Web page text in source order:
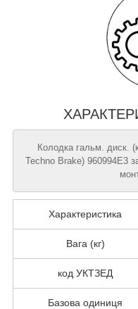
Колодка гальм. диск.
Techno Brake) 960994E3
Характеристика
Вага (кг)
код УКТЗЕД
Базова одиниця